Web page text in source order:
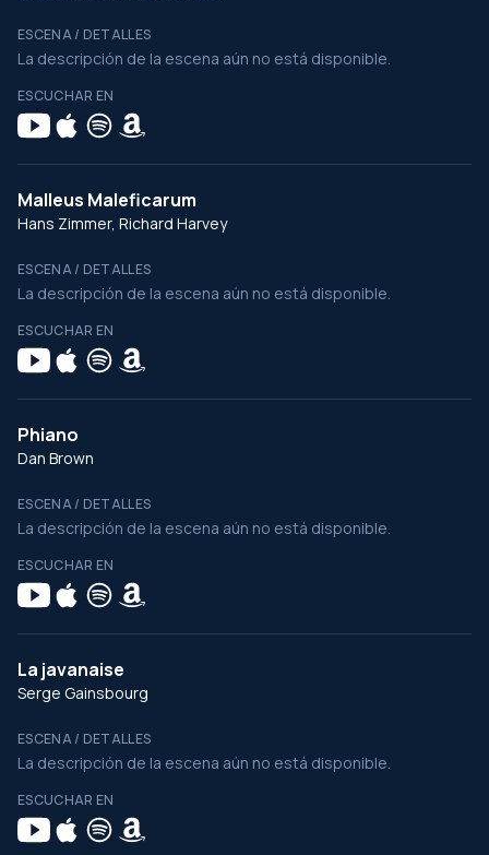
ESCENA / DETALLES
La descripción de la escena aún no está disponible.
ESCUCHAR EN
Malleus Maleficarum
Hans Zimmer, Richard Harvey
ESCENA / DETALLES
La descripción de la escena aún no está disponible.
ESCUCHAR EN
Phiano
Dan Brown
ESCENA / DETALLES
La descripción de la escena aún no está disponible.
ESCUCHAR EN
La javanaise
Serge Gainsbourg
ESCENA / DETALLES
La descripción de la escena aún no está disponible.
ESCUCHAR EN